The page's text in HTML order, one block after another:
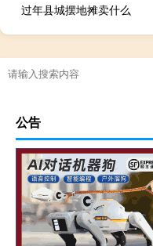
过年县城摆地摊卖什么
公告